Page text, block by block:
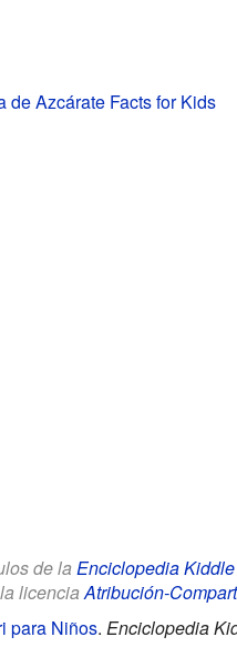
de Azcárate Facts for Kids
de la Enciclopedia Kiddle
licenciaAtribución-
para Niños. Enciclopedia